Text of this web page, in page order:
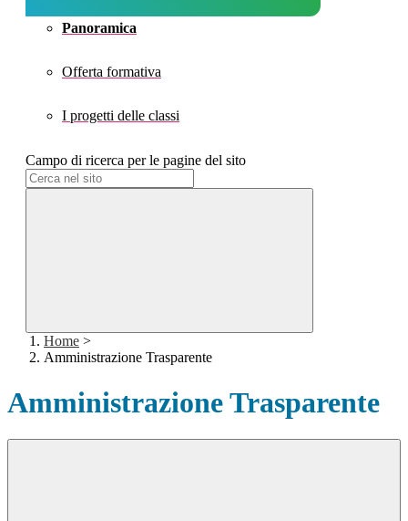
Panoramica
Offerta formativa
I progetti delle classi
Campo di ricerca per le pagine del sito
Home >
Amministrazione Trasparente
Amministrazione Trasparente